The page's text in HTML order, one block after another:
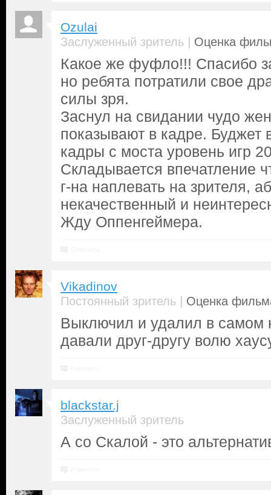
Ozulai
Заслуженный зритель | Оценка
Какое же фуфло!!! Спасибо
но ребята потратили свое
силы зря.
Заснул на свидании чудо
показывают в кадре. Буджет
кадры с моста уровень игр
Складывается впечатление
г-на наплевать на зрителя,
некачественный и
Жду Оппенгеймера.
Vikadinov
Постоянный зритель | Оценка
Выключил и удалил в самом
давали друг-другу волю
blackstar.j
Заслуженный зритель
А со Скалой - это